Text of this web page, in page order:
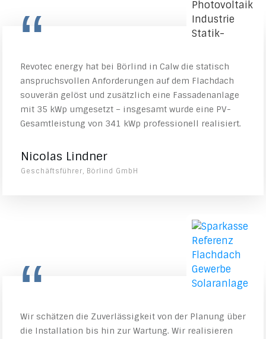
“
Revotec energy hat bei Börlind in Calw die statisch
anspruchsvollen Anforderungen auf dem Flachdach
souverän gelöst und zusätzlich eine Fassadenanlage
mit 35 kWp umgesetzt – insgesamt wurde eine PV-
Gesamtleistung von 341 kWp professionell realisiert.
Nicolas Lindner
Geschäftsführer, Börlind GmbH
“
Wir schätzen die Zuverlässigkeit von der Planung über
die Installation bis hin zur Wartung. Wir realisieren